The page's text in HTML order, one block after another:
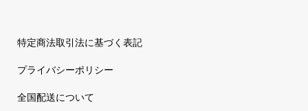
特定商法取引法に基づく表記
プライバシーポリシー
全国配送について